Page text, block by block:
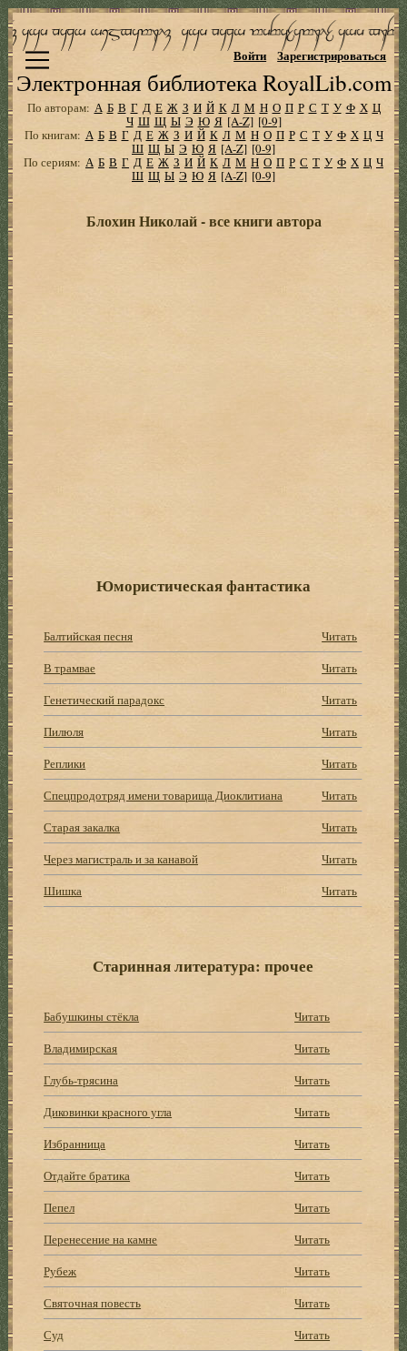
Электронная библиотека RoyalLib.com
Войти Зарегистрироваться
По авторам: А Б В Г Д Е Ж З И Й К Л М Н О П Р С Т У Ф Х Ц
Ч Ш Щ Ы Э Ю Я [A-Z] [0-9]
По книгам: А Б В Г Д Е Ж З И Й К Л М Н О П Р С Т У Ф Х Ц Ч
Ш Щ Ы Э Ю Я [A-Z] [0-9]
По сериям: А Б В Г Д Е Ж З И Й К Л М Н О П Р С Т У Ф Х Ц Ч
Ш Щ Ы Э Ю Я [A-Z] [0-9]
Блохин Николай - все книги автора
Юмористическая фантастика
Балтийская песня
Читать
В трамвае
Читать
Генетический парадокс
Читать
Пилюля
Читать
Реплики
Читать
Спецпродотряд имени товарища Диоклитиана
Читать
Старая закалка
Читать
Через магистраль и за канавой
Читать
Шишка
Читать
Старинная литература: прочее
Бабушкины стёкла
Читать
Владимирская
Читать
Глубь-трясина
Читать
Диковинки красного угла
Читать
Избранница
Читать
Отдайте братика
Читать
Пепел
Читать
Перенесение на камне
Читать
Рубеж
Читать
Святочная повесть
Читать
Суд
Читать